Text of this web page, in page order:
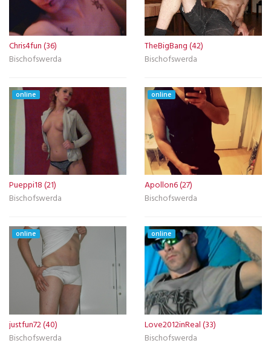
Chris4fun (36)
Bischofswerda
TheBigBang (42)
Bischofswerda
online
Pueppi18 (21)
Bischofswerda
online
Apollon6 (27)
Bischofswerda
online
justfun72 (40)
Bischofswerda
online
Love2012inReal (33)
Bischofswerda